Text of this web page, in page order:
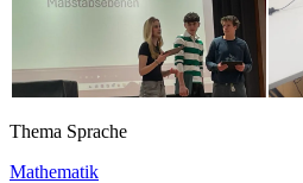
Thema Sprache
Mathematik